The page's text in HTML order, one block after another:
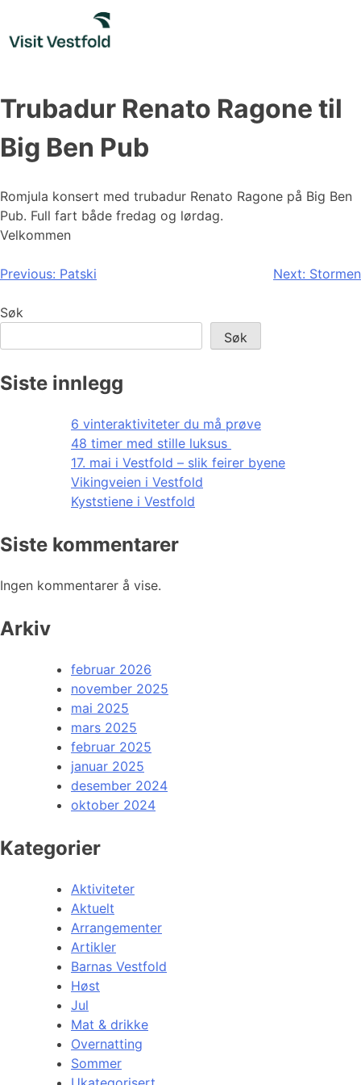
content
Trubadur Renato Ragone til
Big Ben Pub
Romjula konsert med trubadur Renato Ragone på Big Ben
Pub. Full fart både fredag og lørdag.
Velkommen
Innleggsnavigasjon
Previous: Patski Next: Stormen
Søk
Søk
Siste innlegg
6 vinteraktiviteter du må prøve
48 timer med stille luksus
17. mai i Vestfold – slik feirer byene
Vikingveien i Vestfold
Kyststiene i Vestfold
Siste kommentarer
Ingen kommentarer å vise.
Arkiv
februar 2026
november 2025
mai 2025
mars 2025
februar 2025
januar 2025
desember 2024
oktober 2024
Kategorier
Aktiviteter
Aktuelt
Arrangementer
Artikler
Barnas Vestfold
Høst
Jul
Mat & drikke
Overnatting
Sommer